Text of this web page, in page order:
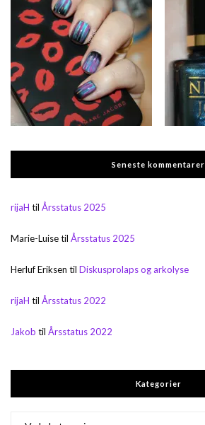
Seneste kommentarer
rijaH til Årsstatus 2025
Marie-Luisetil Årsstatus 2025
Herluf Eriksen til Diskusprolaps og arkolyse
rijaH til Årsstatus 2022
Jakob til Årsstatus 2022
Kategorier